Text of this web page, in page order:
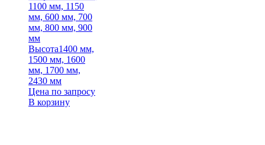
1100 мм, 1150
мм, 600 мм, 700
мм, 800 мм, 900
мм
Высота1400 мм,
1500 мм, 1600
мм, 1700 мм,
2430 мм
Цена по запросу
В корзину